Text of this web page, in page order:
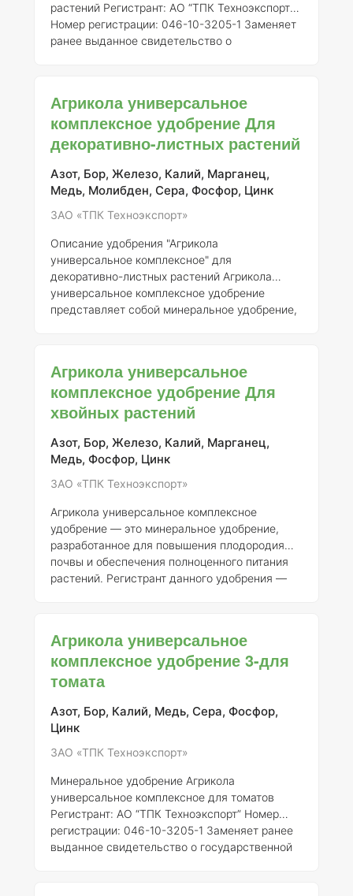
растений Регистрант: АО “ТПК Техноэкспорт”
Номер регистрации: 046-10-3205-1 Заменяет
ранее выданное свидетельство о
представляет собой комплексный препарат,
содержащий основные макро- и
микроэлементы, необходимые для
полноценного питания комнатных растений.
Обычно состав включает: - Азот (N) — 7% -
Фосфор (P2O5) — 7% - Калий (K2O) — 7%
Агрикола универсальное
комплексное удобрение Для
декоративно-листных растений
Азот, Бор, Железо, Калий, Марганец,
Медь, Молибден, Сера, Фосфор, Цинк
ЗАО «ТПК Техноэкспорт»
Описание удобрения "Агрикола
универсальное комплексное" для
декоративно-листных растенийАгрикола
универсальное комплексное удобрение
представляет собой минеральное удобрение,
является АО "ТПК Техноэкспорт", с номером
регистрации 046-10-3205-1, полученным
взамен ранее выданного свидетельства о
государственной регистрации от 21.07.2015 №
718. ### Состав элементов Агрикола
содержит основные макро- и микроэлементы,
Агрикола универсальное
комплексное удобрение Для
хвойных растений
Азот, Бор, Железо, Калий, Марганец,
Медь, Фосфор, Цинк
ЗАО «ТПК Техноэкспорт»
Агрикола универсальное комплексное
удобрение — это минеральное удобрение,
разработанное для повышения плодородия
почвы и обеспечения полноценного питания
растений. Регистрант данного удобрения —
регистрации от 21.07.2015 № 718. ###
Описание и состав Агрикола представляет
собой комплексное минеральное удобрение,
микроэлементы, необходимые для
нормального роста и развития растений.
Агрикола универсальное
комплексное удобрение 3-для
томата
Азот, Бор, Калий, Медь, Сера, Фосфор,
Цинк
ЗАО «ТПК Техноэкспорт»
Минеральное удобрение Агрикола
универсальное комплексное для томатов
Регистрант: АО “ТПК Техноэкспорт” Номер
регистрации: 046-10-3205-1 Заменяет ранее
выданное свидетельство о государственной